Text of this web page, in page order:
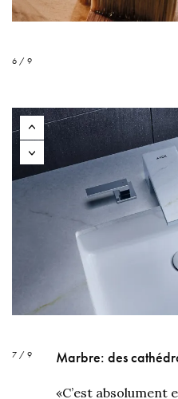
6 / 9
7 / 9 Marbre: des
«C’est